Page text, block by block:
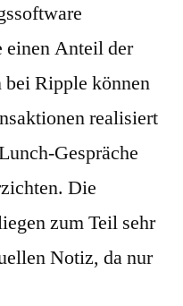
einen Anteil der
Ripple können
realisiert
Gespräche
Die
zum Teil sehr
Notiz, da nur